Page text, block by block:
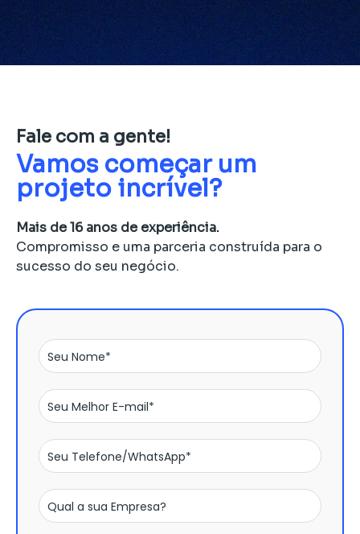
Fale com a gente!
Vamos começar um
projeto incrível?
Mais de 16 anos de experiência.
Compromisso e uma parceria construída para o
sucesso do seu negócio.